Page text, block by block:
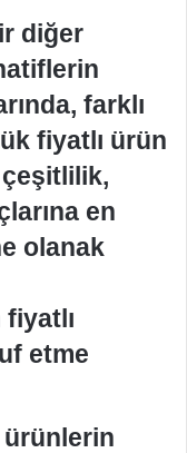
diğer
farklı
fiyatlı ürün
en
olanak
etme